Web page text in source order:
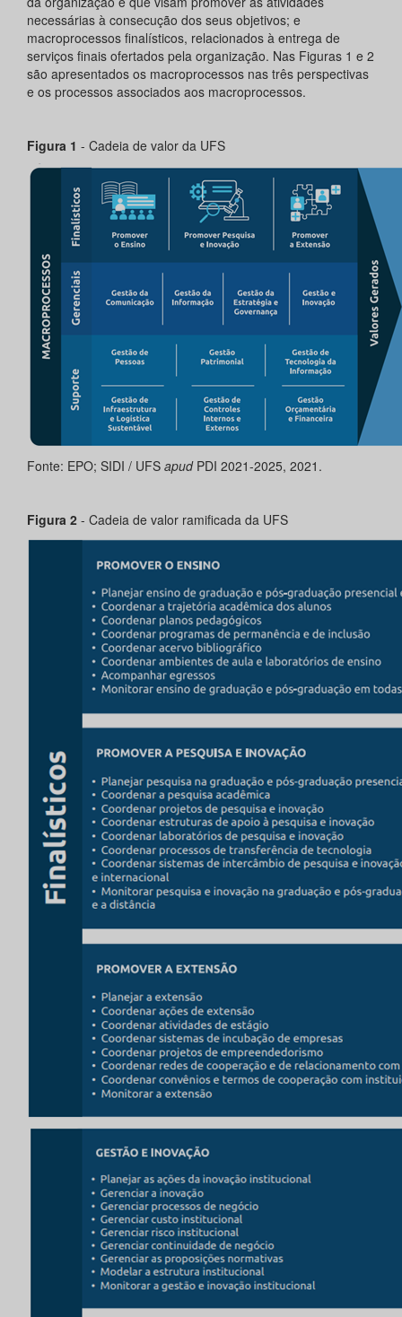
necessárias à consecução dos seus objetivos; e
macroprocessos finalísticos, relacionados à entrega de
serviços finais ofertados pela organização. Nas Figuras 1 e 2
são apresentados os macroprocessos nas três perspectivas
e os processos associados aos macroprocessos.
Figura 1 - Cadeia de valor da UFS
Fonte: EPO; SIDI / UFS apudPDI 2021-2025, 2021.
Figura 2 - Cadeia de valor ramificada da UFS